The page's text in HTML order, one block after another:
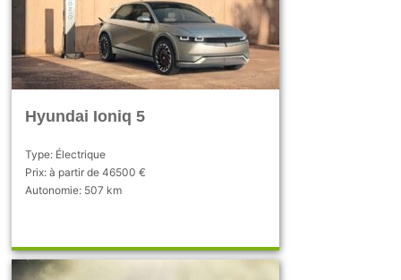
Hyundai Ioniq 5
Type: Électrique
Prix: à partir de 46500 €
Autonomie: 507 km